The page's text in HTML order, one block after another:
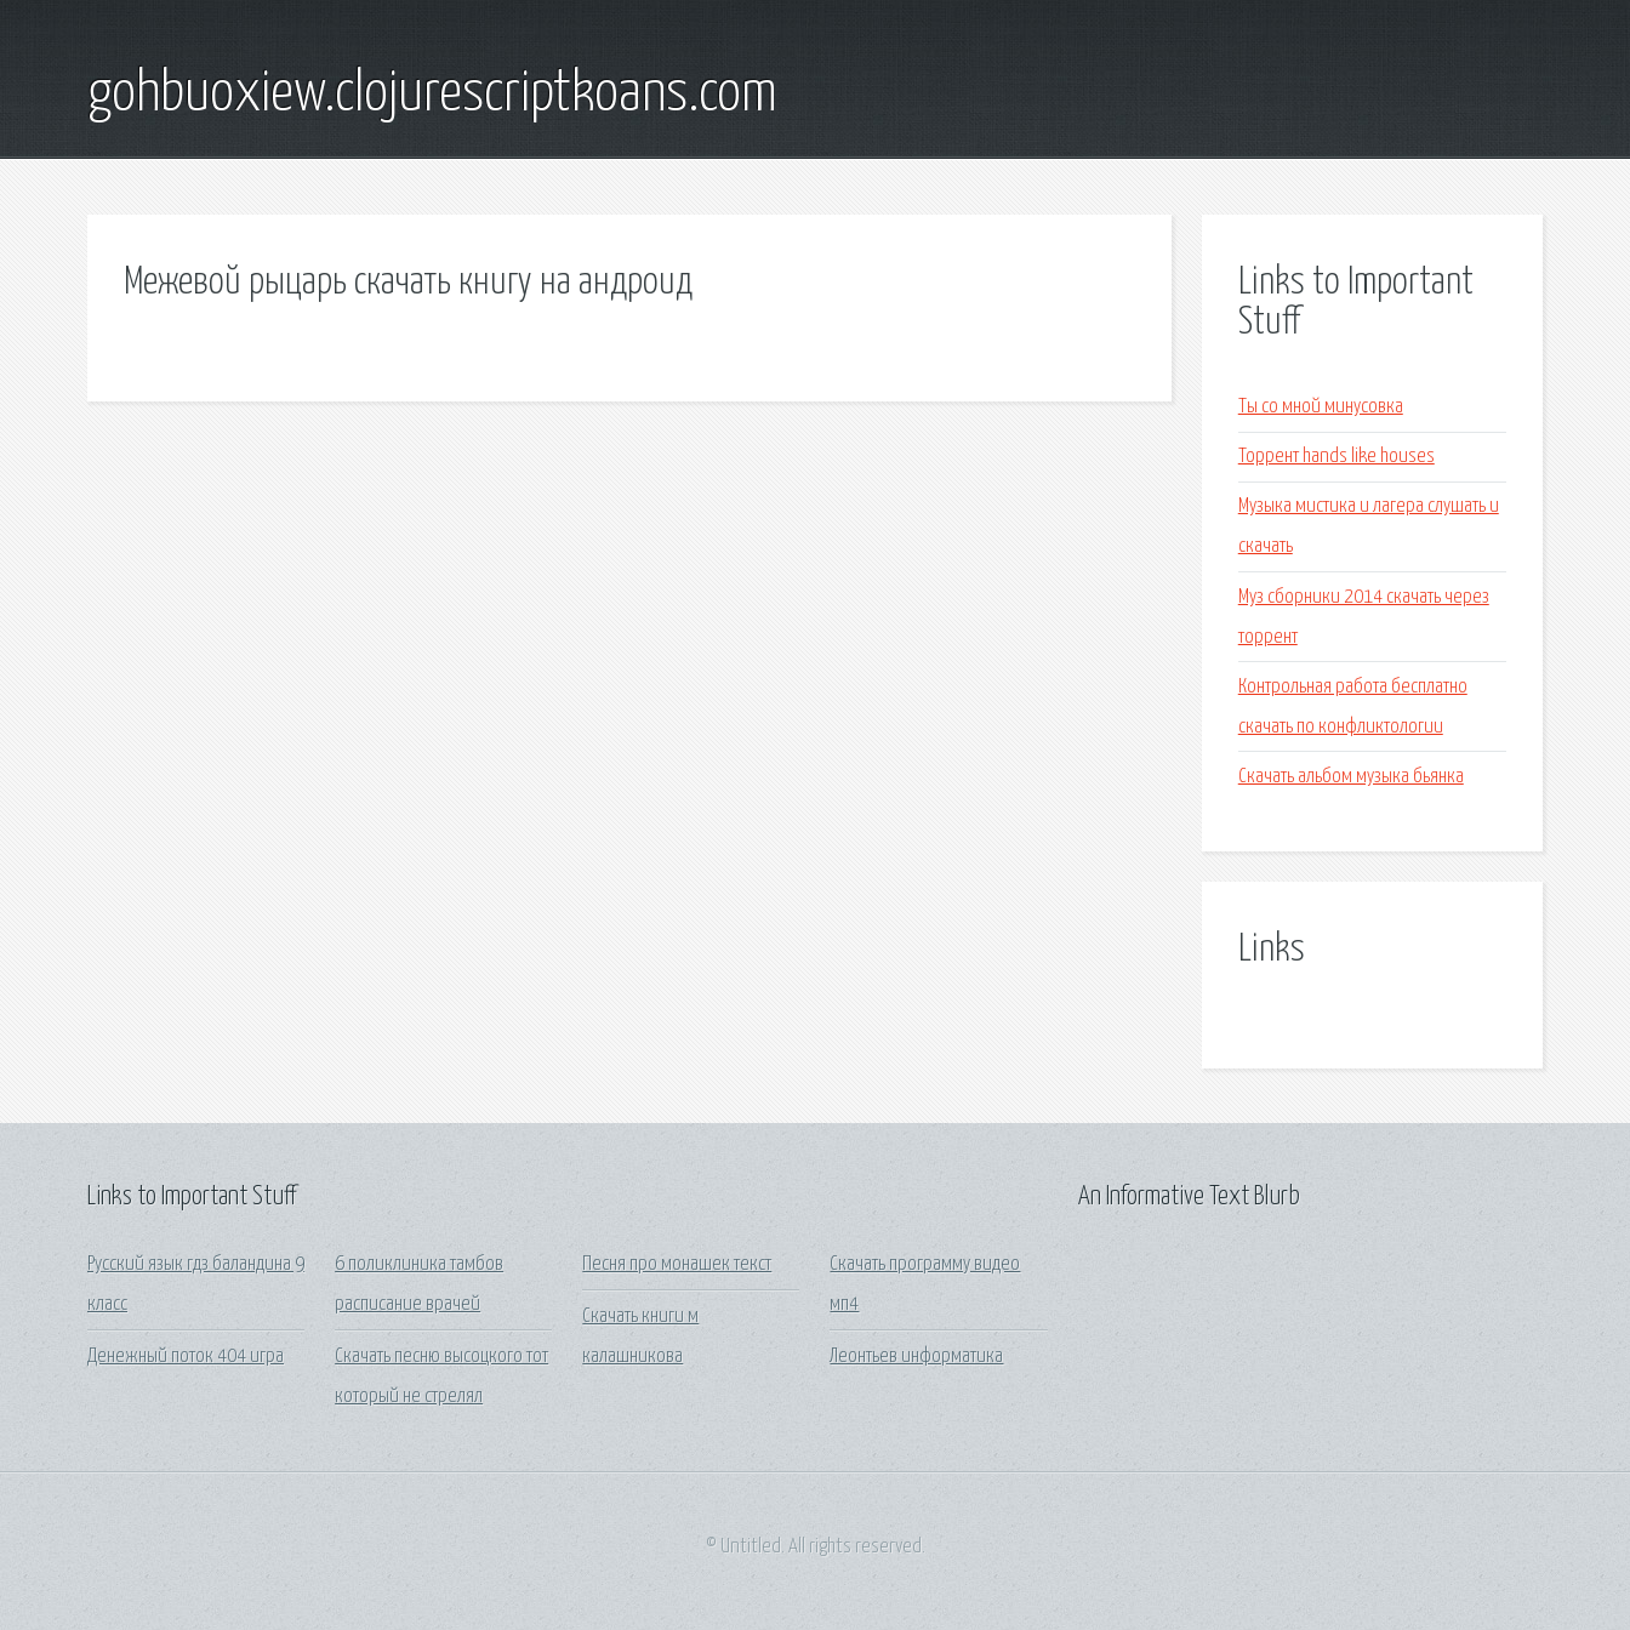
gohbuoxiew.clojurescriptkoans.com
Межевой рыцарь скачать книгу на андроид
Links to Important
Stuff
Ты со мной минусовка
Торрент hands like houses
Музыка мистика и лагера слушать и
скачать
Муз сборники 2014 скачать через
торрент
Контрольная работа бесплатно
скачать по конфликтологии
Скачать альбом музыка бьянка
Links
Links to Important Stuff
Русский язык гдз баландина 9
класс
Денежный поток 404 игра
6 поликлиника тамбов
расписание врачей
Скачать песню высоцкого тот
который не стрелял
Песня про монашек текст
Скачать книги м
калашникова
Скачать программу видео
мп4
Леонтьев информатика
An Informative Text Blurb
© Untitled. All rights reserved.